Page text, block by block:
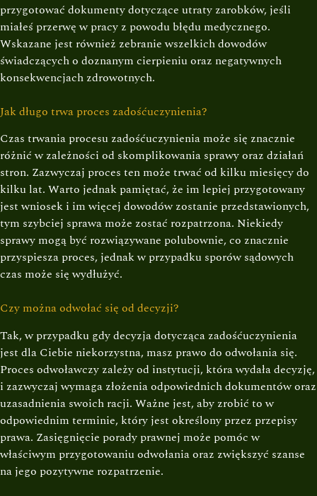
przygotować dokumenty dotyczące utraty zarobków, jeśli
miałeś przerwę w pracy z powodu błędu medycznego.
Wskazane jest również zebranie wszelkich dowodów
świadczących o doznanym cierpieniu oraz negatywnych
konsekwencjach zdrowotnych.
Jak długo trwa proces zadośćuczynienia?
Czas trwania procesu zadośćuczynienia może się znacznie
różnić w zależności od skomplikowania sprawy oraz działań
stron. Zazwyczaj proces ten może trwać od kilku miesięcy do
kilku lat. Warto jednak pamiętać, że im lepiej przygotowany
jest wniosek i im więcej dowodów zostanie przedstawionych,
tym szybciej sprawa może zostać rozpatrzona. Niekiedy
sprawy mogą być rozwiązywane polubownie, co znacznie
przyspiesza proces, jednak w przypadku sporów sądowych
czas może się wydłużyć.
Czy można odwołać się od decyzji?
Tak, w przypadku gdy decyzja dotycząca zadośćuczynienia
jest dla Ciebie niekorzystna, masz prawo do odwołania się.
Proces odwoławczy zależy od instytucji, która wydała decyzję,
i zazwyczaj wymaga złożenia odpowiednich dokumentów oraz
uzasadnienia swoich racji. Ważne jest, aby zrobić to w
odpowiednim terminie, który jest określony przez przepisy
prawa. Zasięgnięcie porady prawnej może pomóc w
właściwym przygotowaniu odwołania oraz zwiększyć szanse
na jego pozytywne rozpatrzenie.